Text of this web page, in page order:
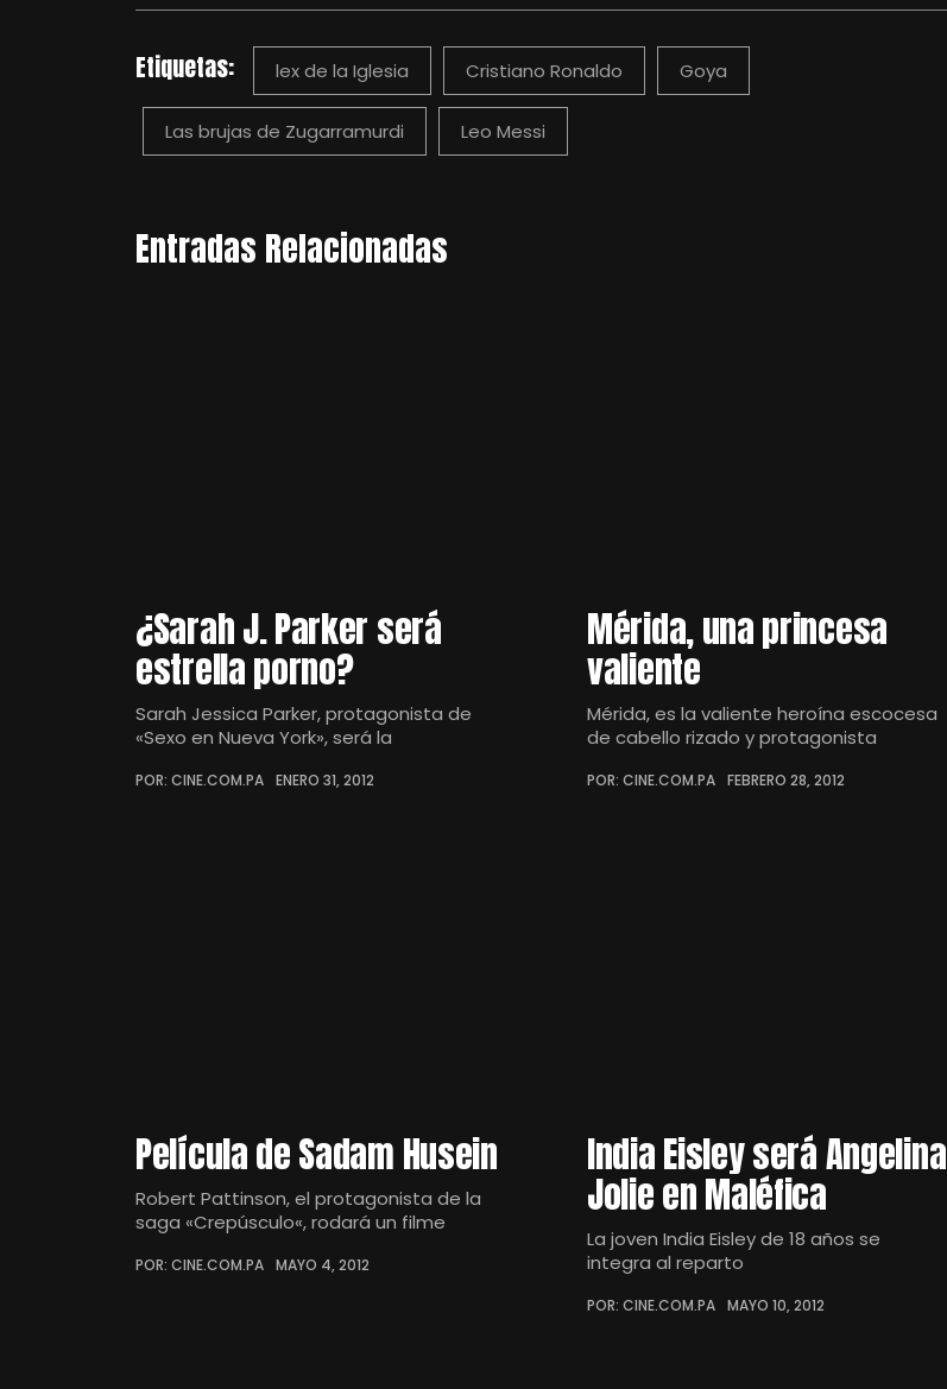
Etiquetas: lex de la Iglesia Cristiano Ronaldo Goya
Las brujas de Zugarramurdi Leo Messi
Entradas Relacionadas
¿Sarah J. Parker será
estrella porno?
Sarah Jessica Parker, protagonista de
«Sexo en Nueva York», será la
POR: CINE.COM.PA ENERO 31, 2012
Mérida, una princesa
valiente
Mérida, es la valiente heroína escocesa
de cabello rizado y protagonista
POR: CINE.COM.PA FEBRERO 28, 2012
Película de Sadam Husein
Robert Pattinson, el protagonista de la
saga «Crepúsculo«, rodará un filme
POR: CINE.COM.PA MAYO 4, 2012
India Eisley será Angelina
Jolie en Maléfica
La joven India Eisley de 18 años se
integra al reparto
POR: CINE.COM.PA MAYO 10, 2012